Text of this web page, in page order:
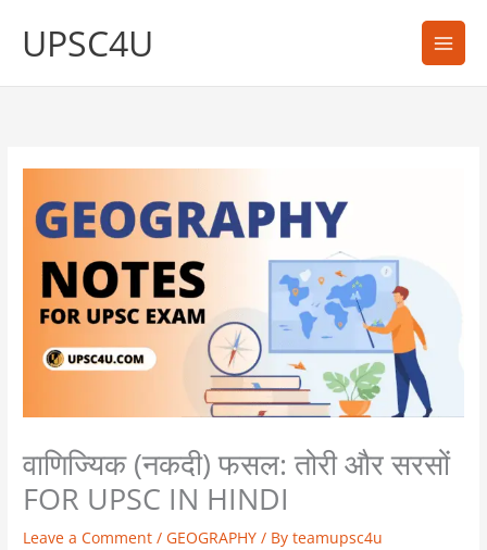
UPSC4U
वाणिज्यिक (नकदी) फसल: तोरी और सरसों
FOR UPSC IN HINDI
Leave a Comment / GEOGRAPHY / Byteamupsc4u